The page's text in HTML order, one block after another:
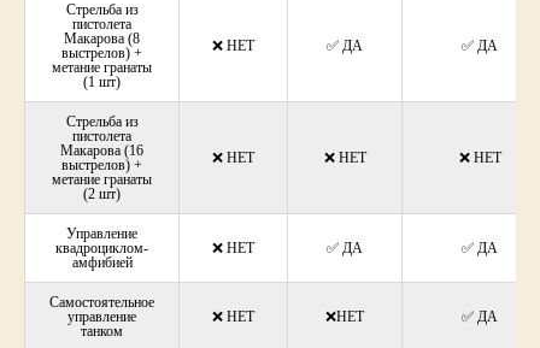
Стрельба из
пистолета
Макарова (8
выстрелов) +
метание гранаты
(1 шт)
❌ НЕТ ✅ ДА ✅ ДА
Стрельба из
пистолета
Макарова (16
выстрелов) +
метание гранаты
(2 шт)
❌ НЕТ ❌ НЕТ ❌ НЕТ
Управление
квадроциклом-
амфибией
❌ НЕТ ✅ ДА ✅ ДА
Самостоятельное
управление
танком
❌ НЕТ ❌НЕТ ✅ ДА